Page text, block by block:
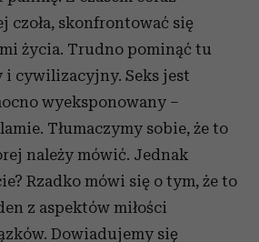
skonfrontować się
życia. Trudno pominąć tu
cywilizacyjny. Seks jest
wyeksponowany –
Tłumaczymy sobie, że to
należy mówić. Jednak
Rzadko mówi się o tym, że to
z aspektów miłości
Dowiadujemy się